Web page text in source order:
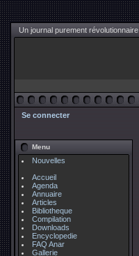
Un journal purement révolutionnaire
Se connecter
Menu
Nouvelles
Accueil
Agenda
Annuaire
Articles
Bibliotheque
Compilation
Downloads
Encyclopedie
FAQ Anar
Gallerie